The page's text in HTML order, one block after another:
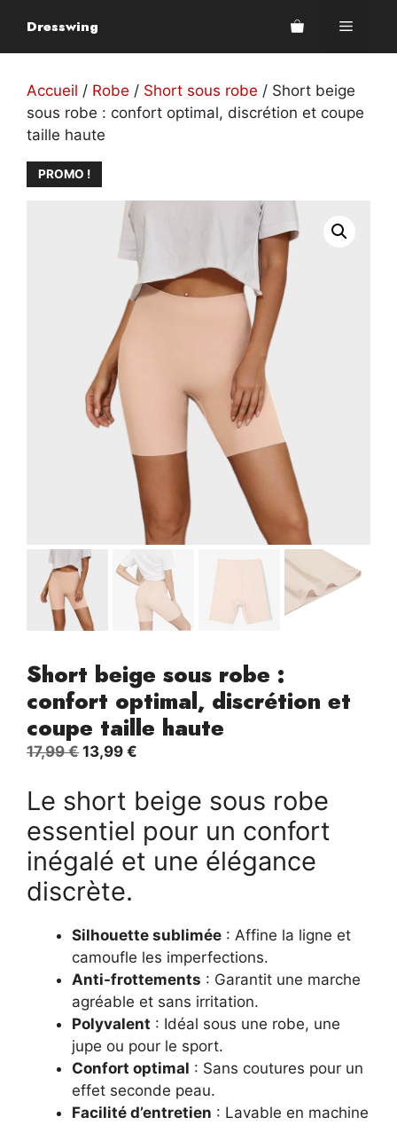
contenu
Dresswing Menu
Accueil / Robe / Short sous robe / Short beige
sous robe : confort optimal, discrétion et coupe
taille haute
PROMO !
Short beige sous robe :
confort optimal, discrétion et
coupe taille haute
17,99€ Le
initial
était :
17,99 €.
13,99 €
actuel
13,99 €.
Le short beige sous robe
essentiel pour un confort
inégalé et une élégance
discrète.
Silhouette sublimée : Affine la ligne et
camoufle les imperfections.
Anti-frottements : Garantit une marche
agréable et sans irritation.
Polyvalent : Idéal sous une robe, une
jupe ou pour le sport.
Confort optimal : Sans coutures pour un
effet seconde peau.
Facilité d’entretien : Lavable en machine